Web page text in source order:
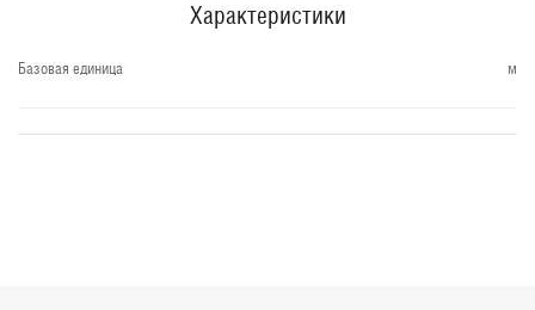
Характеристики
Базовая единица м